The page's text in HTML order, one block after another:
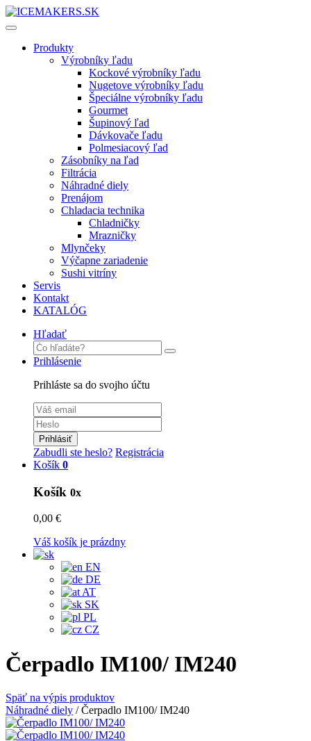
Produkty
Výrobníky ľadu
Kockové výrobníky ľadu
Nugetove výrobníky ľadu
Špeciálne výrobníky ľadu
Gourmet
Šupinový ľad
Dávkovače ľadu
Polmesiacový ľad
Zásobníky na ľad
Filtrácia
Náhradné diely
Prenájom
Chladacia technika
Chladničky
Mrazničky
Mlynčeky
Výčapne zariadenie
Sushi vitríny
Servis
Kontakt
KATALÓG
Hľadať
Prihlásenie
Prihláste sa do svojho účtu
Prihlásiť
Zabudli ste heslo? Registrácia
Košík 0
Košík 0x
0,00 €
Váš košík je prázdny
EN
DE
AT
SK
PL
CZ
Čerpadlo IM100/ IM240
Späť na výpis produktov
Náhradné diely /Čerpadlo IM100/ IM240